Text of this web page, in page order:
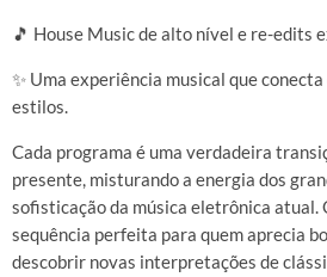
🎵 House Music de alto nível e re-edits
✨ Uma experiência musical que
estilos.
Cada programa é uma verdadeira
presente, misturando a energia dos
sofisticação da música eletrônica atual.
sequência perfeita para quem aprecia
descobrir novas interpretações de